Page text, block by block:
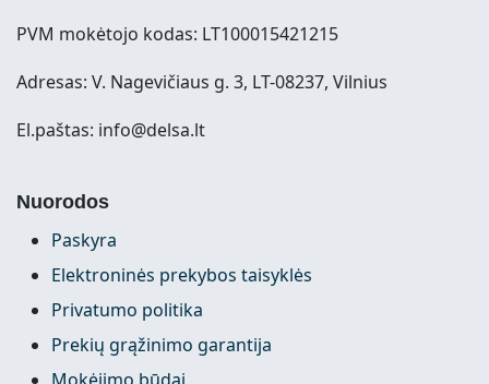
PVM mokėtojo kodas: LT100015421215
Adresas: V. Nagevičiaus g. 3, LT-08237, Vilnius
El.paštas: info@delsa.lt
Nuorodos
Paskyra
Elektroninės prekybos taisyklės
Privatumo politika
Prekių grąžinimo garantija